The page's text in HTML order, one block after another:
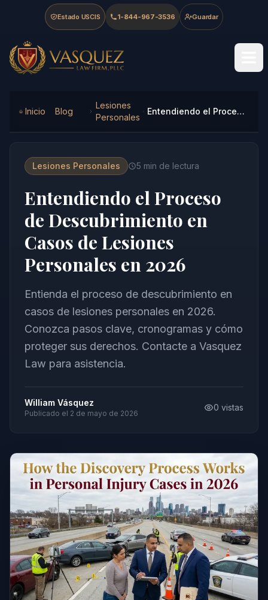
Skip to main content
Skip to navigation
Skip to footer
Estado USCIS 1-844-967-3536 Guardar
Vasquez Law Firm - Home
Inicio Blog
Lesiones
Personales
Entendiendo el Proceso de Descubrimiento en Casos de Lesiones Personales en 2026
Lesiones Personales 5 min de lectura
Entendiendo el Proceso
de Descubrimiento en
Casos de Lesiones
Personales en 2026
Entienda el proceso de descubrimiento en
casos de lesiones personales en 2026.
Conozca pasos clave, cronogramas y cómo
proteger sus derechos. Contacte a Vasquez
Law para asistencia.
William Vásquez
Publicado el 2 de mayo de 2026
0 vistas